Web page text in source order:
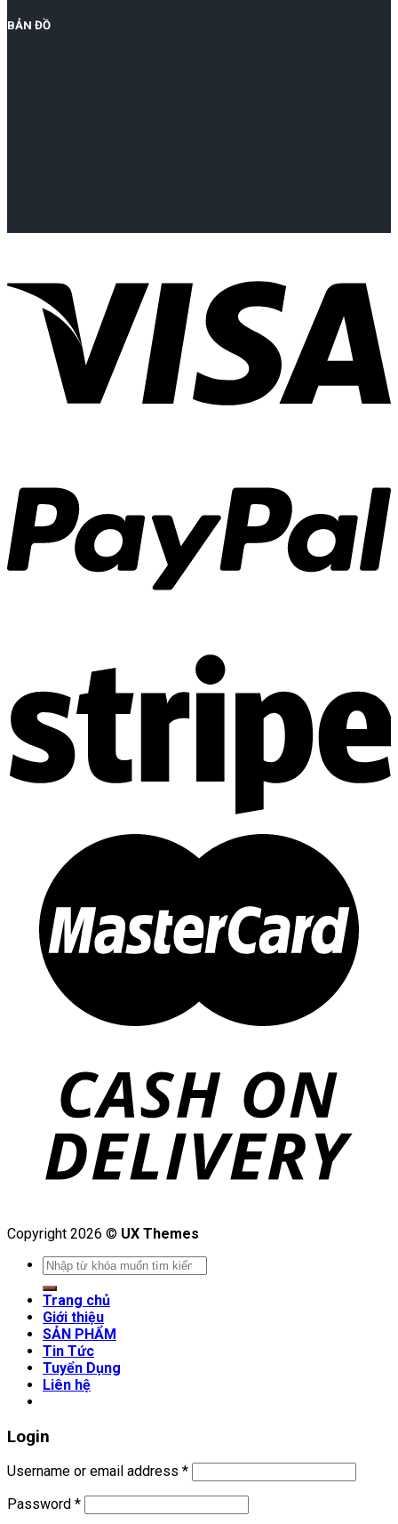
BẢN ĐỒ
Copyright 2026 © UX Themes
Search
for:
Trang chủ
Giới thiệu
SẢN PHẨM
Tin Tức
Tuyển Dụng
Liên hệ
Login
Username or email address *
Password *